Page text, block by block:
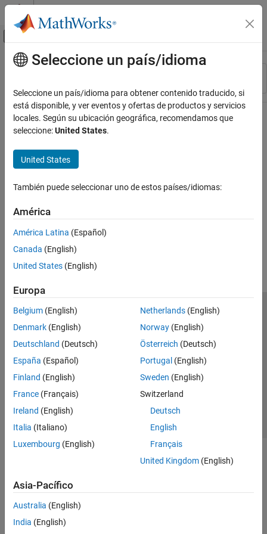
Saltar al contenido
Mostrar/ocultar menú de navegación
Recurso
Contenido principal
Seleccione un país/idioma
Seleccione un país/idioma para obtener contenido traducido, si
está disponible, y ver eventos y ofertas de productos y servicios
locales. Según su ubicación geográfica, recomendamos que
seleccione:United States.
United States
También puede seleccionar uno de estos países/idiomas:
América
América Latina (Español)
Canada (English)
United States (English)
Europa
Belgium (English)
Denmark (English)
Deutschland (Deutsch)
España (Español)
Finland (English)
France (Français)
Ireland (English)
Italia (Italiano)
Luxembourg (English)
Netherlands(English)
Norway(English)
Österreich (Deutsch)
Portugal (English)
Sweden (English)
Switzerland
Deutsch
English
Français
United Kingdom(English)
Asia-Pacífico
Australia (English)
India (English)
Centro de confianza
Marcas comerciales
Política de privacidad
Antipiratería
Estado de las aplicaciones
Información de contacto
© 1994-2026 The MathWorks, Inc.